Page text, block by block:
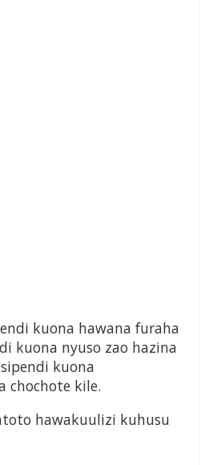
kuona hawana furaha
kuona nyuso zao hazina
kuona
chochote kile.
hawakuulizi kuhusu